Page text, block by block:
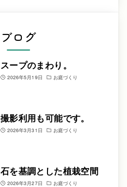
ブログ
スープのまわり。
2026年5月19日 お庭づくり
撮影利用も可能です。
2026年3月31日 お庭づくり
石を基調とした植栽空間
2026年3月27日 お庭づくり